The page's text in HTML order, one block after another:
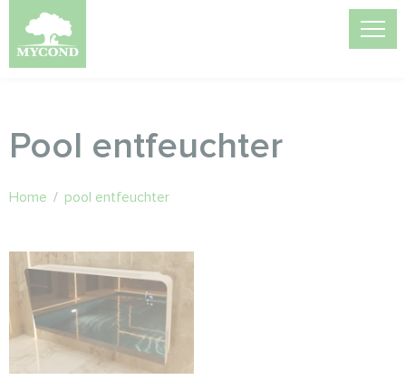
Pool entfeuchter
Home / pool entfeuchter